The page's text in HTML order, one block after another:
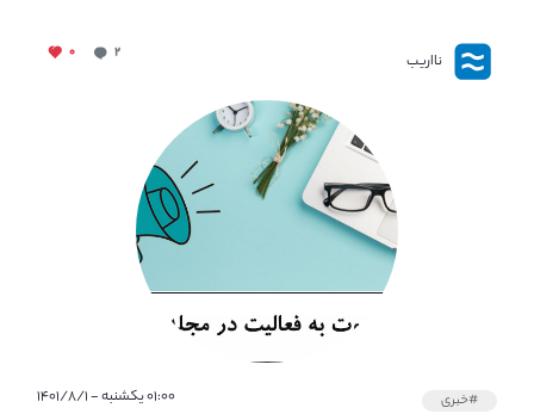
نااریب ۲ ۰
#خبری ۰۱:۰۰ یکشنبه - ۱۴۰۱/۸/۱